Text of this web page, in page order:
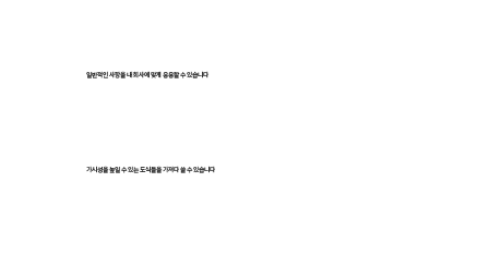
일반적인 사항을 내 회사에 맞게 응용할 수 있습니다
가시성을 높일 수 있는 도식들을 가져다 쓸 수 있습니다